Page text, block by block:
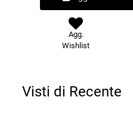
Agg.
Wishlist
Visti di Recente